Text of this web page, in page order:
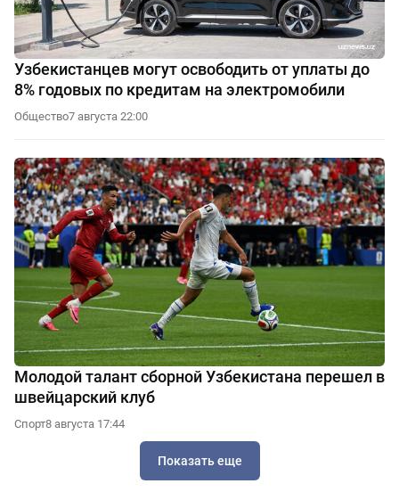
Узбекистанцев могут освободить от уплаты до
8% годовых по кредитам на электромобили
Общество7 августа 22:00
Молодой талант сборной Узбекистана перешел в
швейцарский клуб
Спорт8 августа 17:44
Показать еще